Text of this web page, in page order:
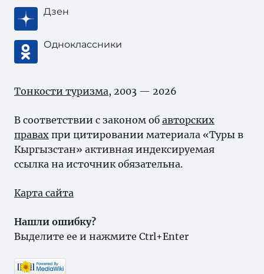
Дзен
Одноклассники
Тонкости туризма, 2003 — 2026
В соответствии с законом об авторских
правах при цитировании материала «Туры в
Кыргызстан» активная индексируемая
ссылка на источник обязательна.
Карта сайта
Нашли ошибку?
Выделите ее и нажмите Ctrl+Enter